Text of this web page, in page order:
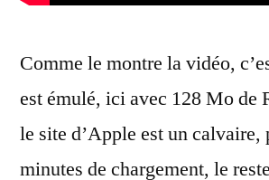
Comme le montre la vidéo,
est émulé, ici avec 128 Mo
le site d’Apple est un calvaire,
minutes de chargement, le